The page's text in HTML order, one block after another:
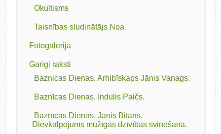
Okultisms
Taisnības sludinātājs Noa
Fotogalerija
Garīgi raksti
Baznicas Dienas. Arhibīskaps Jānis Vanags.
Baznīcas Dienas. Indulis Paičs.
Baznīcas Dienas. Jānis Bitāns.
Dievkalpojums mūžīgās dzīvības svinēšana.